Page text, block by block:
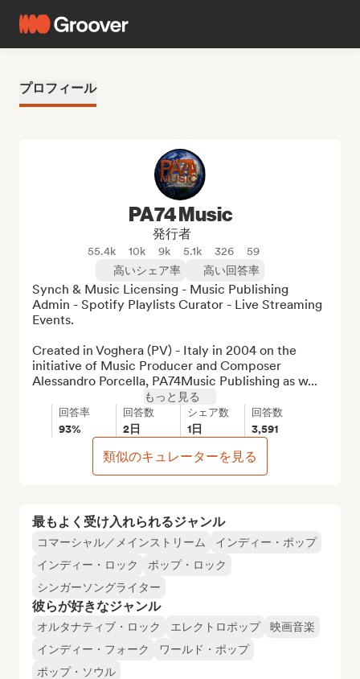
プロフィール
最もよく受け入れられるジャンル
コマーシャル／メインストリーム
インディー・ポップ
インディー・ロック
ポップ・ロック
シンガーソングライター
彼らが好きなジャンル
オルタナティブ・ロック エレクトロポップ
映画音楽
インディー・フォーク
ワールド・ポップ
ポップ・ソウル
PA74 Music
発行者
55.4k 10k 9k 5.1k 326
59
高いシェア率
高い回答率
Synch & Music Licensing - Music Publishing
Admin - Spotify Playlists Curator - Live Streaming
Events.
Created in Voghera (PV) - Italy in 2004 on the
initiative of Music Producer and Composer
Alessandro Porcella, PA74Music Publishing as w...
もっと見る
回答率
93%
回答数
2日
シェア数
1日
回答数
3,591
類似のキュレーターを見る